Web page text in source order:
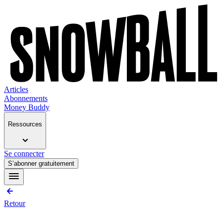
Articles
Abonnements
Money Buddy
Ressources
Se connecter
S’abonner gratuitement
Retour